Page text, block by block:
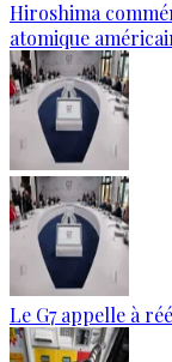
Hiroshima
atomique
Le G7 appelle à